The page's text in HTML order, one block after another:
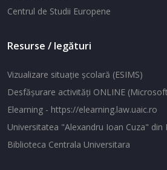
Centrul de Studii Europene
Resurse / legături
Vizualizare situaţie şcolară (ESIMS)
Desfăşurare activităţi ONLINE
Elearning - https://elearning.law.uaic.ro
Universitatea "Alexandru Ioan Cuza" din
Biblioteca Centrala Universitara